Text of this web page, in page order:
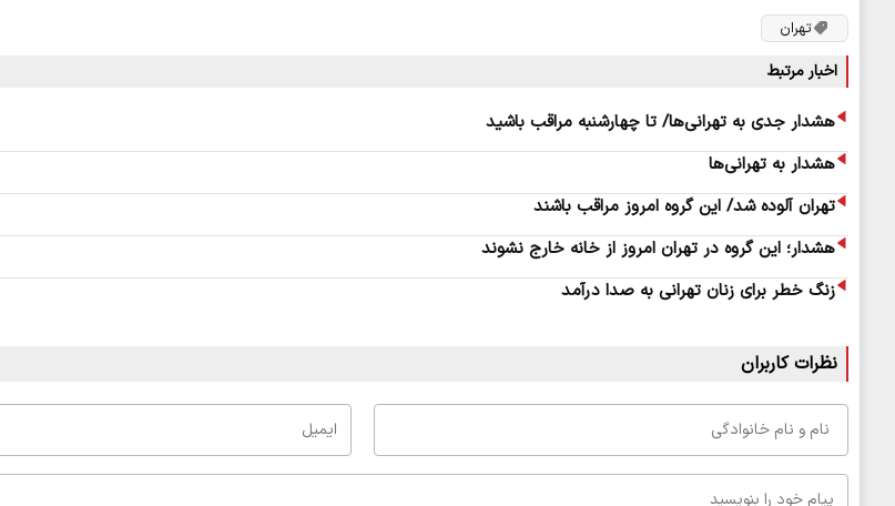
تهران
اخبار مرتبط
هشدار جدی به تهرانی‌ها/ تا چهارشنبه مراقب باشید
هشدار به تهرانی‌ها
تهران آلوده شد/ این گروه امروز مراقب باشند
هشدار؛ این گروه در تهران امروز از خانه خارج نشوند
زنگ خطر برای زنان تهرانی‌ به صدا درآمد
نظرات کاربران